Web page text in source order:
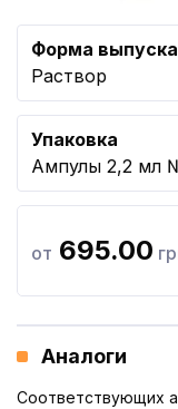
Форма
Раствор
Упаковка
Ампулы 2,2 мл
от 695.00
Аналоги
Соответствующих